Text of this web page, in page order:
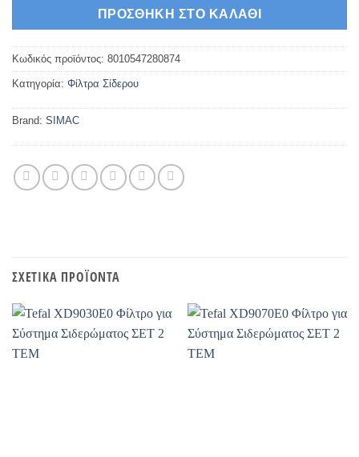
ΠΡΟΣΘΉΚΗ ΣΤΟ ΚΑΛΆΘΙ
Κωδικός προϊόντος: 8010547280874
Κατηγορία: Φίλτρα Σίδερου
Brand: SIMAC
ΣΧΕΤΙΚΆ ΠΡΟΪΌΝΤΑ